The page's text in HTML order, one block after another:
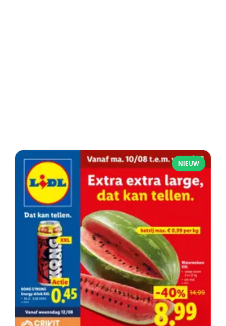
NIEUW